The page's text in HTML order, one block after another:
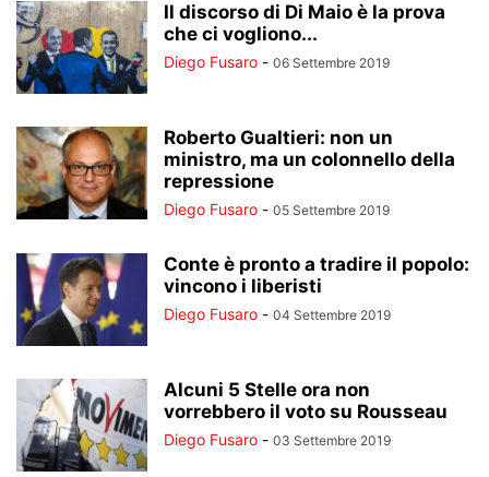
Il discorso di Di Maio è la prova
che ci vogliono...
Diego Fusaro - 06 Settembre 2019
Roberto Gualtieri: non un
ministro, ma un colonnello della
repressione
Diego Fusaro - 05 Settembre 2019
Conte è pronto a tradire il popolo:
vincono i liberisti
Diego Fusaro - 04 Settembre 2019
Alcuni 5 Stelle ora non
vorrebbero il voto su Rousseau
Diego Fusaro - 03 Settembre 2019